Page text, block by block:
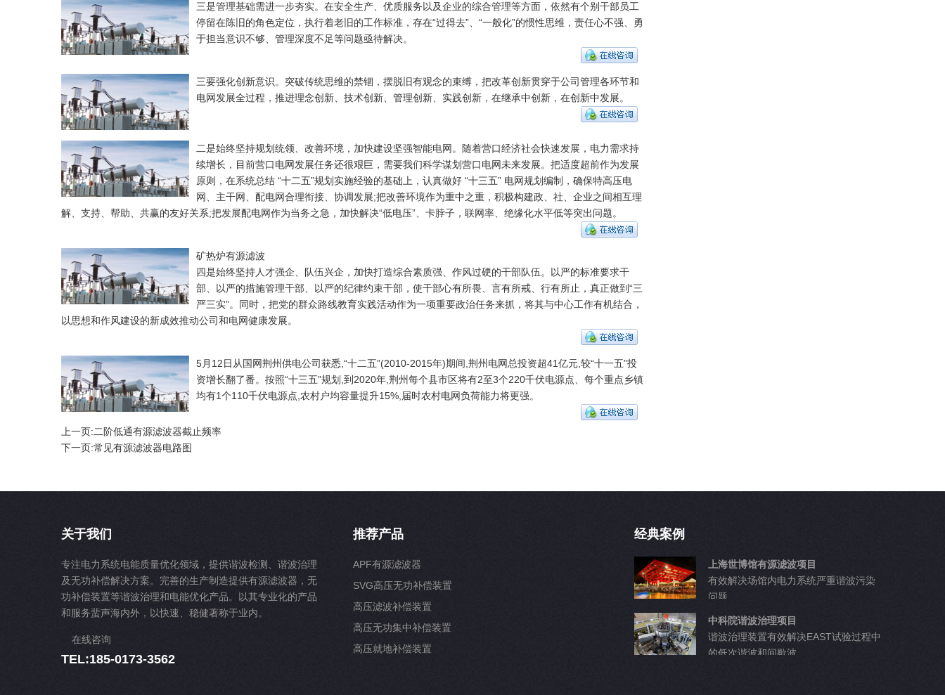
三是管理基础需进一步夯实。在安全生产、优质服务以及企业的综合管理等方面，依然有个别干部员工
停留在陈旧的角色定位，执行着老旧的工作标准，存在“过得去”、“一般化”的惯性思维，责任心不强、勇
于担当意识不够、管理深度不足等问题亟待解决。
三要强化创新意识。突破传统思维的禁锢，摆脱旧有观念的束缚，把改革创新贯穿于公司管理各环节和
电网发展全过程，推进理念创新、技术创新、管理创新、实践创新，在继承中创新，在创新中发展。
二是始终坚持规划统领、改善环境，加快建设坚强智能电网。随着营口经济社会快速发展，电力需求持
续增长，目前营口电网发展任务还很艰巨，需要我们科学谋划营口电网未来发展。把适度超前作为发展
原则，在系统总结 “十二五”规划实施经验的基础上，认真做好 “十三五” 电网规划编制，确保特高压电
网、主干网、配电网合理衔接、协调发展;把改善环境作为重中之重，积极构建政、社、企业之间相互理
解、支持、帮助、共赢的友好关系;把发展配电网作为当务之急，加快解决“低电压”、卡脖子，联网率、绝缘化水平低等突出问题。
矿热炉有源滤波
四是始终坚持人才强企、队伍兴企，加快打造综合素质强、作风过硬的干部队伍。以严的标准要求干
部、以严的措施管理干部、以严的纪律约束干部，使干部心有所畏、言有所戒、行有所止，真正做到“三
严三实”。同时，把党的群众路线教育实践活动作为一项重要政治任务来抓，将其与中心工作有机结合，
以思想和作风建设的新成效推动公司和电网健康发展。
5月12日从国网荆州供电公司获悉,“十二五”(2010-2015年)期间,荆州电网总投资超41亿元,较“十一五”投
资增长翻了番。按照“十三五”规划,到2020年,荆州每个县市区将有2至3个220千伏电源点、每个重点乡镇
均有1个110千伏电源点,农村户均容量提升15%,届时农村电网负荷能力将更强。
上一页:二阶低通有源滤波器截止频率
下一页:常见有源滤波器电路图
关于我们
专注电力系统电能质量优化领域，提供谐波检测、谐波治理
及无功补偿解决方案。完善的生产制造提供有源滤波器，无
功补偿装置等谐波治理和电能优化产品。以其专业化的产品
和服务蜚声海内外，以快速、稳健著称于业内。
在线咨询
TEL:185-0173-3562
推荐产品
APF有源滤波器
SVG高压无功补偿装置
高压滤波补偿装置
高压无功集中补偿装置
高压就地补偿装置
经典案例
上海世博馆有源滤波项目
有效解决场馆内电力系统严重谐波污染
问题
中科院谐波治理项目
谐波治理装置有效解决EAST试验过程中
的低次谐波和间歇波